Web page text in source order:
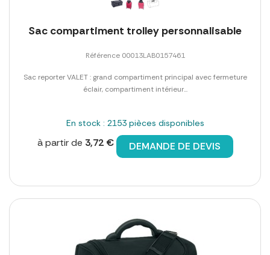
Sac compartiment trolley personnalisable
Référence 00013LAB0157461
Sac reporter VALET : grand compartiment principal avec fermeture
éclair, compartiment intérieur...
En stock : 2153 pièces disponibles
à partir de 3,72 € DEMANDE DE DEVIS